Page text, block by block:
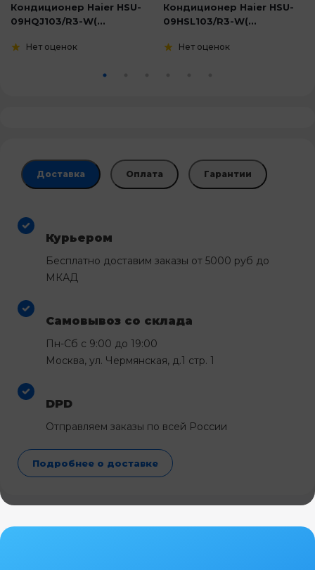
Кондиционер Haier HSU-
09HQJ103/R3-W(...
Нет оценок
Кондиционер Haier HSU-
09HSL103/R3-W(...
Нет оценок
Доставка Оплата Гарантии
Курьером
Бесплатно доставим заказы от 5000 руб до
МКАД
Самовывоз со склада
Пн-Сб с 9:00 до 19:00
Москва, ул. Чермянская, д.1 стр. 1
DPD
Отправляем заказы по всей России
Подробнее о доставке